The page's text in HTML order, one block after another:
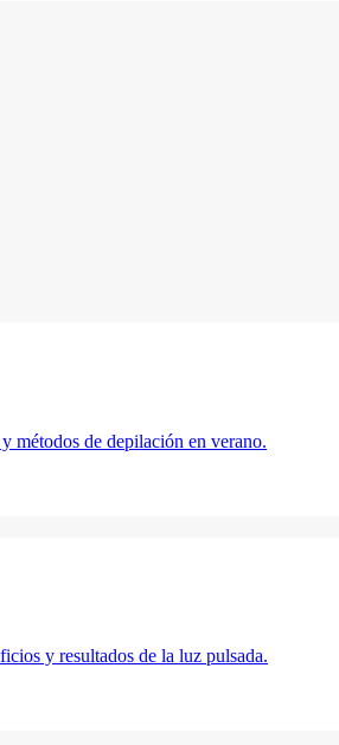
métodos de depilación en verano.
y resultados de la luz pulsada.